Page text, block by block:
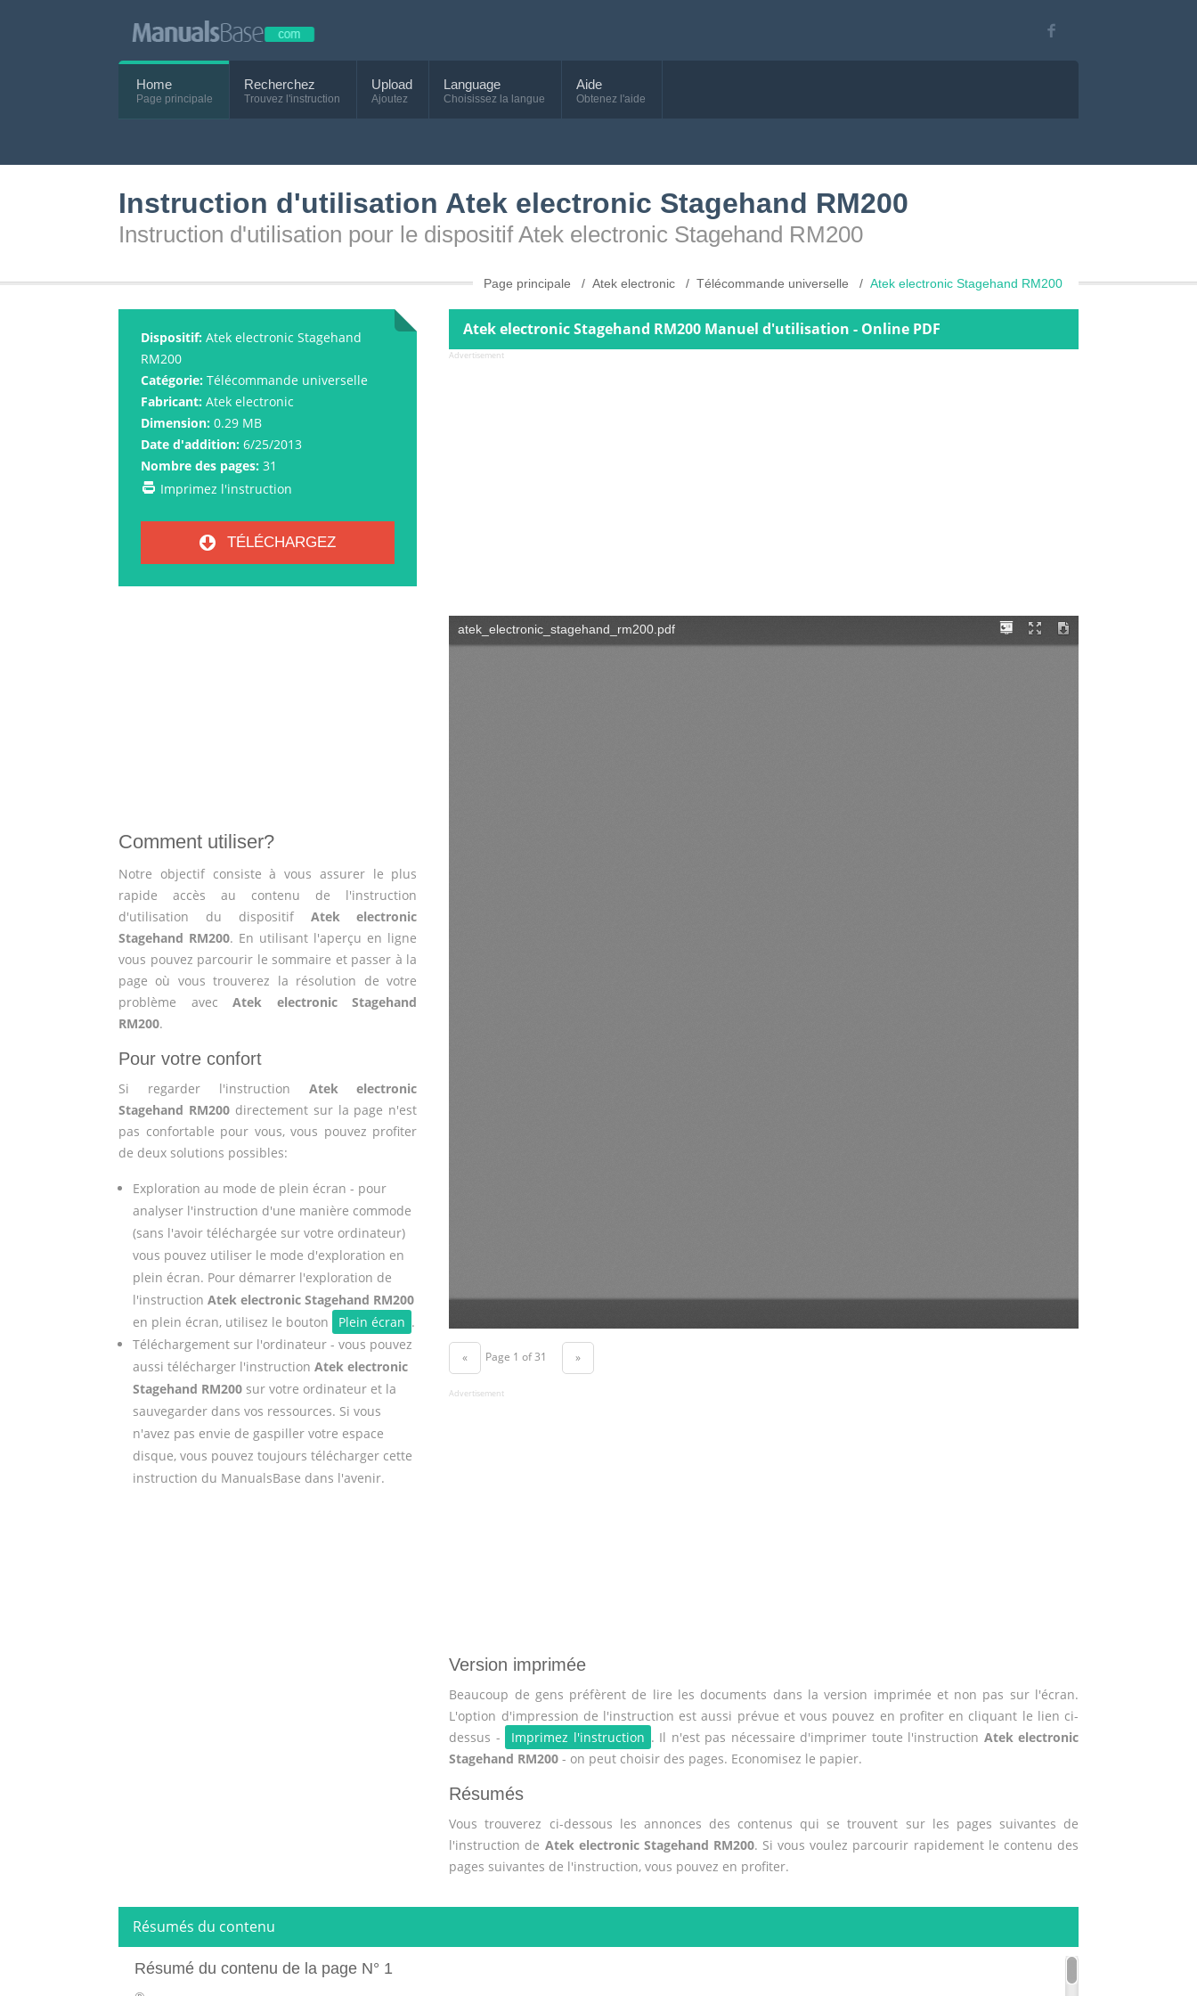
Home
Page principale
Recherchez
Trouvez l'instruction
Upload
Ajoutez
Language
Choisissez la langue
Aide
Obtenez l'aide
Instruction d'utilisation Atek electronic Stagehand RM200
Instruction d'utilisation pour le dispositif Atek electronic Stagehand RM200
Page principale Atek electronic Télécommande universelle Atek electronic Stagehand RM200
Dispositif: Atek electronic Stagehand
RM200
Catégorie: Télécommande universelle
Fabricant: Atek electronic
Dimension: 0.29 MB
Date d'addition: 6/25/2013
Nombre des pages: 31
Imprimez l'instruction
TÉLÉCHARGEZ
Comment utiliser?
Notre objectif consiste à vous assurer le plus
rapide accès au contenu de l'instruction
d'utilisation du dispositif Atek electronic
Stagehand RM200. En utilisant l'aperçu en ligne
vous pouvez parcourir le sommaire et passer à la
page où vous trouverez la résolution de votre
problème avecAtek electronic Stagehand
RM200.
Pour votre confort
Si regarder l'instruction Atek electronic
Stagehand RM200directement sur la page n'est
pas confortable pour vous, vous pouvez profiter
de deux solutions possibles:
Exploration au mode de plein écran - pour
analyser l'instruction d'une manière commode
(sans l'avoir téléchargée sur votre ordinateur)
vous pouvez utiliser le mode d'exploration en
plein écran. Pour démarrer l'exploration de
l'instruction Atek electronic Stagehand RM200
en plein écran, utilisez le bouton
Plein écran .
Téléchargement sur l'ordinateur - vous pouvez
aussi télécharger l'instruction Atek electronic
Stagehand RM200sur votre ordinateur et la
sauvegarder dans vos ressources. Si vous
n'avez pas envie de gaspiller votre espace
disque, vous pouvez toujours télécharger cette
instruction du ManualsBase dans l'avenir.
Atek electronic Stagehand RM200 Manuel d'utilisation - Online PDF
Advertisement
« Page 1 of 31 »
Advertisement
Version imprimée
Beaucoup de gens préfèrent de lire les documents dans la version imprimée et non pas sur l'écran.
L'option d'impression de l'instruction est aussi prévue et vous pouvez en profiter en cliquant le lien ci-
dessus -
Imprimez l'instruction . Il n'est pas nécessaire d'imprimer toute l'instruction Atek electronic
Stagehand RM200 - on peut choisir des pages. Economisez le papier.
Résumés
Vous trouverez ci-dessous les annonces des contenus qui se trouvent sur les pages suivantes de
l'instruction de Atek electronic Stagehand RM200. Si vous voulez parcourir rapidement le contenu des
pages suivantes de l'instruction, vous pouvez en profiter.
Résumés du contenu
Résumé du contenu de la page N° 1